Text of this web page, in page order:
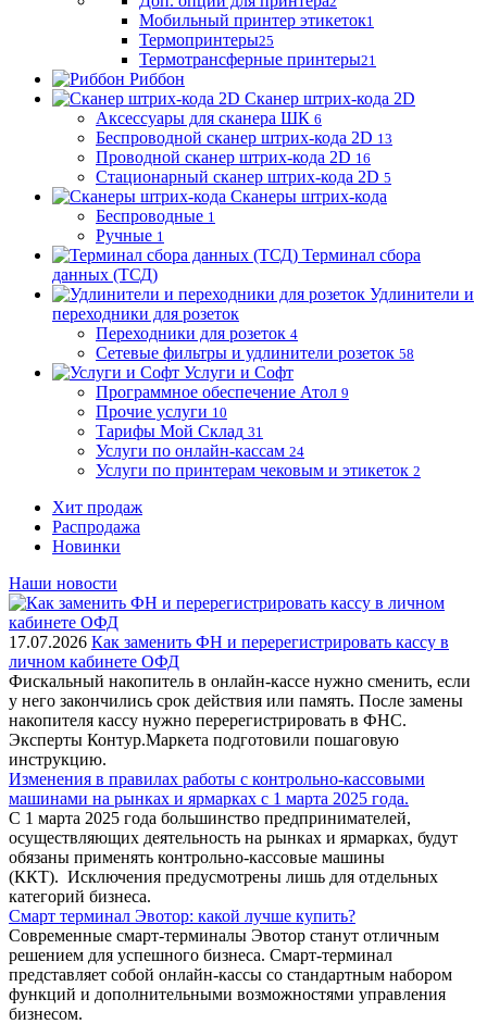
Мобильный принтер этикеток1
Термопринтеры25
Термотрансферные принтеры21
Риббон
Сканер штрих-кода 2D
Аксессуары для сканера ШК 6
Беспроводной сканер штрих-кода 2D 13
Проводной сканер штрих-кода 2D 16
Стационарный сканер штрих-кода 2D 5
Сканеры штрих-кода
Беспроводные 1
Ручные 1
Терминал сбора
данных (ТСД)
Удлинители и
переходники для розеток
Переходники для розеток 4
Сетевые фильтры и удлинители розеток 58
Услуги и Софт
Программное обеспечение Атол 9
Прочие услуги 10
Тарифы Мой Склад 31
Услуги по онлайн-кассам 24
Услуги по принтерам чековым и этикеток 2
Хит продаж
Распродажа
Новинки
Наши новости
17.07.2026 Как заменить ФН и перерегистрировать кассу в
личном кабинете ОФД
Фискальный накопитель в онлайн-кассе нужно сменить, если
у него закончились срок действия или память. После замены
накопителя кассу нужно перерегистрировать в ФНС.
Эксперты Контур.Маркета подготовили пошаговую
инструкцию.
Изменения в правилах работы с контрольно-кассовыми
машинами на рынках и ярмарках с 1 марта 2025 года.
С 1 марта 2025 года большинство предпринимателей,
осуществляющих деятельность на рынках и ярмарках, будут
обязаны применять контрольно-кассовые машины
(ККТ). Исключения предусмотрены лишь для отдельных
категорий бизнеса.
Смарт терминал Эвотор: какой лучше купить?
Современные смарт-терминалы Эвотор станут отличным
решением для успешного бизнеса. Смарт-терминал
представляет собой онлайн-кассы со стандартным набором
функций и дополнительными возможностями управления
бизнесом.